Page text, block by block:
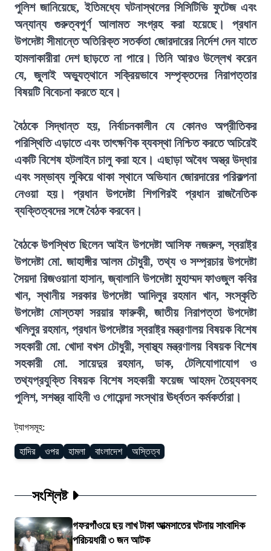
পুলিশ জানিয়েছে, ইতিমধ্যে ঘটনাস্থলের সিসিটিভি ফুটেজ এবং
অন্যান্য গুরুত্বপূর্ণ আলামত সংগ্রহ করা হয়েছে। প্রধান
উপদেষ্টা সীমান্তে অতিরিক্ত সতর্কতা জোরদারের নির্দেশ দেন যাতে
হামলাকারীরা দেশ ছাড়তে না পারে। তিনি আরও উল্লেখ করেন
যে, জুলাই অভ্যুত্থানে সক্রিয়ভাবে সম্পৃক্তদের নিরাপত্তার
বিষয়টি বিবেচনা করতে হবে।
বৈঠকে সিদ্ধান্ত হয়, নির্বাচনকালীন যে কোনও অপ্রীতিকর
পরিস্থিতি এড়াতে এবং তাৎক্ষণিক ব্যবস্থা নিশ্চিত করতে অচিরেই
একটি বিশেষ হটলাইন চালু করা হবে। এছাড়া অবৈধ অস্ত্র উদ্ধার
এবং সম্ভাব্য লুকিয়ে থাকা স্থানে অভিযান জোরদারের পরিকল্পনা
নেওয়া হয়। প্রধান উপদেষ্টা শিগগিরই প্রধান রাজনৈতিক
ব্যক্তিত্বদের সঙ্গে বৈঠক করবেন।
বৈঠকে উপস্থিত ছিলেন আইন উপদেষ্টা আসিফ নজরুল, স্বরাষ্ট্র
উপদেষ্টা মো. জাহাঙ্গীর আলম চৌধুরী, তথ্য ও সম্প্রচার উপদেষ্টা
সৈয়দা রিজওয়ানা হাসান, জ্বালানি উপদেষ্টা মুহাম্মদ ফাওজুল কবির
খান, স্থানীয় সরকার উপদেষ্টা আদিলুর রহমান খান, সংস্কৃতি
উপদেষ্টা মোস্তফা সরয়ার ফারুকী, জাতীয় নিরাপত্তা উপদেষ্টা
খলিলুর রহমান, প্রধান উপদেষ্টার স্বরাষ্ট্র মন্ত্রণালয় বিষয়ক বিশেষ
সহকারী মো. খোদা বখস চৌধুরী, স্বাস্থ্য মন্ত্রণালয় বিষয়ক বিশেষ
সহকারী মো. সায়েদুর রহমান, ডাক, টেলিযোগাযোগ ও
তথ্যপ্রযুক্তি বিষয়ক বিশেষ সহকারী ফয়েজ আহমদ তৈয়্যবসহ
পুলিশ, সশস্ত্র বাহিনী ও গোয়েন্দা সংস্থার ঊর্ধ্বতন কর্মকর্তারা।
ট্যাগসমূহ:
হাদির ওপর হামলা বাংলাদেশ অস্তিত্ব
সংশ্লিষ্ট
গফরগাঁওয়ে ছয় লাখ টাকা আত্মসাতের ঘটনায় সাংবাদিক
পরিচয়ধারী ৩ জন আটক